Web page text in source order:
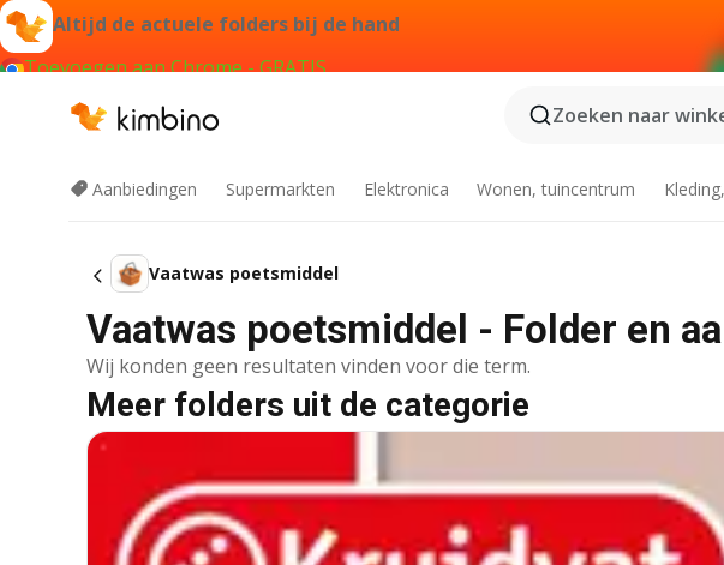
Altijd de actuele folders bij de hand
Toevoegen aan Chrome - GRATIS
Zoeken naar
Aanbiedingen Supermarkten Elektronica Wonen, tuincentrum
Vaatwas poetsmiddel
Vaatwas poetsmiddel - Folder en
Wij konden geen resultaten vinden voor die term.
Meer folders uit de categorie